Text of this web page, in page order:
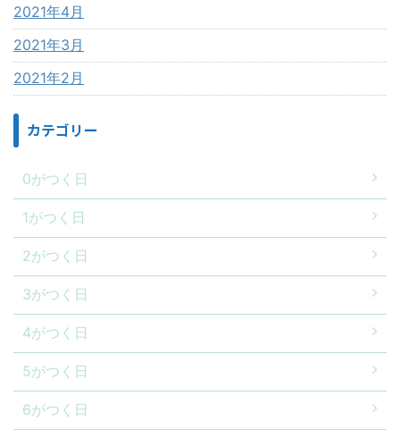
2021年4月
2021年3月
2021年2月
カテゴリー
0がつく日
1がつく日
2がつく日
3がつく日
4がつく日
5がつく日
6がつく日